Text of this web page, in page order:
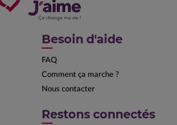
Besoin d'aide
FAQ
Comment ça marche ?
Nous contacter
Restons connectés